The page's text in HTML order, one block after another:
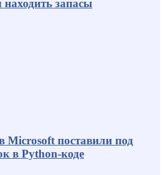
запасы
поставили под
в Python-коде